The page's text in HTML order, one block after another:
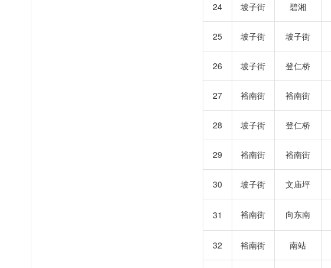
24 坡子街 碧湘
25 坡子街 坡子街
26 坡子街 登仁桥
27 裕南街 裕南街
28 坡子街 登仁桥
29 裕南街 裕南街
30 坡子街 文庙坪
31 裕南街 向东南
32 裕南街 南站